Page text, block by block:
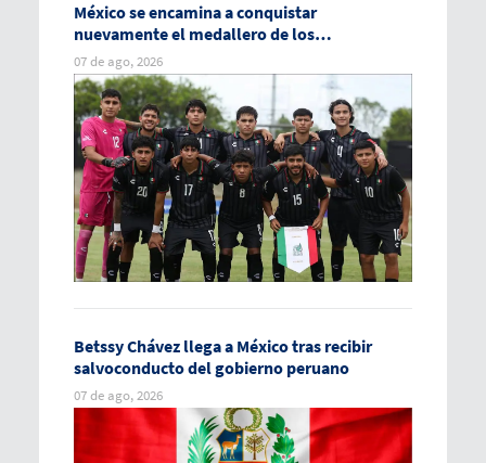
México se encamina a conquistar
nuevamente el medallero de los
Centroamericanos
07 de ago, 2026
Betssy Chávez llega a México tras recibir
salvoconducto del gobierno peruano
07 de ago, 2026